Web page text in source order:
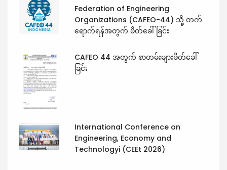
Federation of Engineering
Organizations (CAFEO-44) သို့ တက်
ရောက်ရန်အတွက် ဖိတ်ခေါ်ခြင်း
CAFEO 44 အတွက် စာတမ်းများဖိတ်ခေါ်
ခြင်း
International Conference on
Engineering, Economy and
Technologyi (CEEt 2026)